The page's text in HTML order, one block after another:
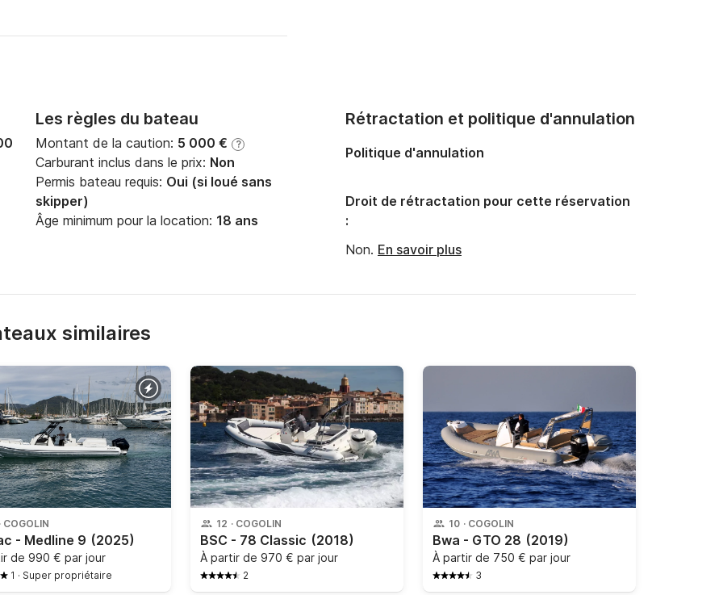
Les règles du bateau
Montant de la caution: 5 000 € ?
Carburant inclus dans le prix: Non
Permis bateau requis: Oui (si loué sans
skipper)
Âge minimum pour la location: 18 ans
Rétractation et politique d'annulation
Politique d'annulation
Droit de rétractation pour cette réservation
:
Non. En savoir plus
similaires
· COGOLIN
- Medline 9 (2025)
de 990 € par jour
1 · Super propriétaire
12 · COGOLIN
BSC - 78 Classic (2018)
À partir de 970 € par jour
2
10 · COGOLIN
Bwa - GTO 28 (2019)
À partir de 750 € par jour
3